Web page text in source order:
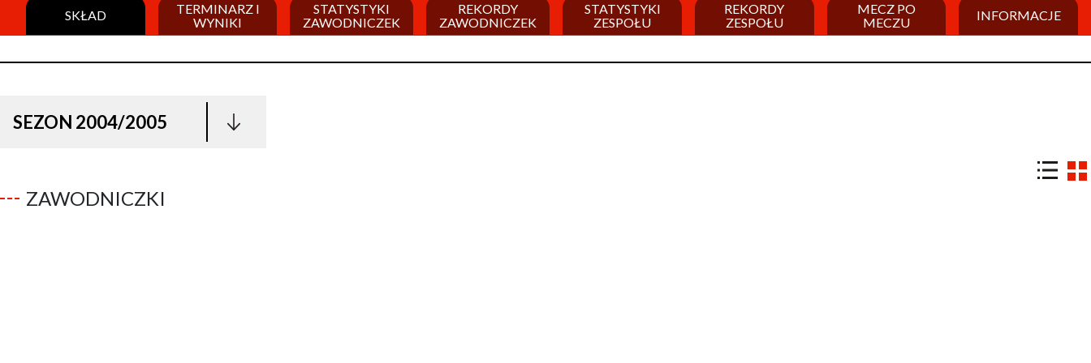
SKŁAD
TERMINARZ I
WYNIKI
STATYSTYKI
ZAWODNICZEK
REKORDY
ZAWODNICZEK
STATYSTYKI
ZESPOŁU
REKORDY
ZESPOŁU
MECZ PO
MECZU
INFORMACJE
SEZON 2004/2005
ZAWODNICZKI